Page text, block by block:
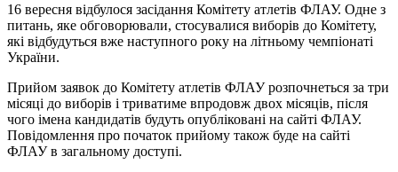
16 вересня відбулося засідання Комітету атлетів ФЛАУ. Одне з
питань, яке обговорювали, стосувалися виборів до Комітету,
які відбудуться вже наступного року на літньому чемпіонаті
України.
Прийом заявок до Комітету атлетів ФЛАУ розпочнеться за три
місяці до виборів і триватиме впродовж двох місяців, після
чого імена кандидатів будуть опубліковані на сайті ФЛАУ.
Повідомлення про початок прийому також буде на сайті
ФЛАУ в загальному доступі.